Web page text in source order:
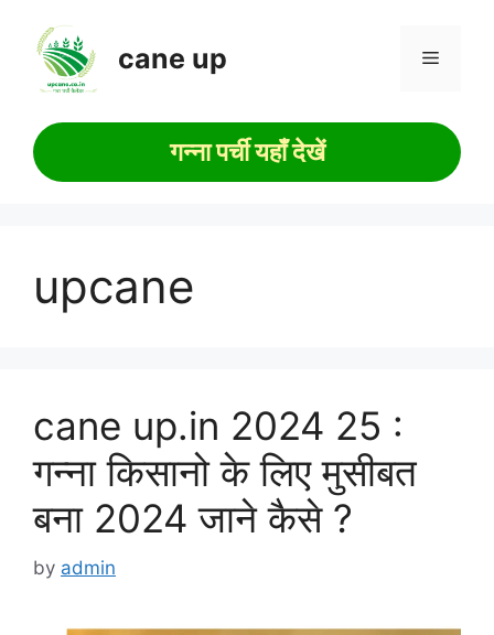
content
cane up Menu
गन्ना पर्ची यहाँ देखें
upcane
cane up.in 2024 25 :
गन्ना किसानो के लिए मुसीबत
बना 2024 जाने कैसे ?
by admin